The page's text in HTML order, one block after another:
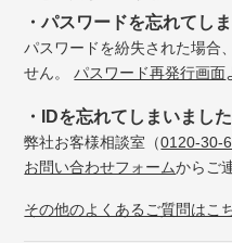
・パスワードを忘れてし
パスワードを紛失された場合
せん。パスワード再発行画面
・IDを忘れてしまいました
弊社お客様相談室（0120-30-
お問い合わせフォームからご
その他のよくあるご質問はこ